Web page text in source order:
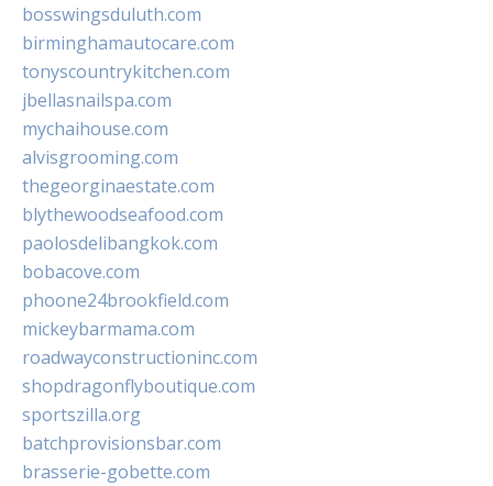
bosswingsduluth.com
birminghamautocare.com
tonyscountrykitchen.com
jbellasnailspa.com
mychaihouse.com
alvisgrooming.com
thegeorginaestate.com
blythewoodseafood.com
paolosdelibangkok.com
bobacove.com
phoone24brookfield.com
mickeybarmama.com
roadwayconstructioninc.com
shopdragonflyboutique.com
sportszilla.org
batchprovisionsbar.com
brasserie-gobette.com